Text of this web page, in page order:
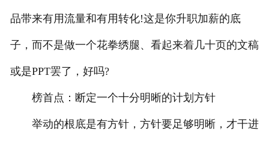
品带来有用流量和有用转化!这是你升职加薪的底
子，而不是做一个花拳绣腿、看起来着几十页的文稿
或是PPT罢了，好吗?
榜首点：断定一个十分明晰的计划方针
举动的根底是有方针，方针要足够明晰，才干进